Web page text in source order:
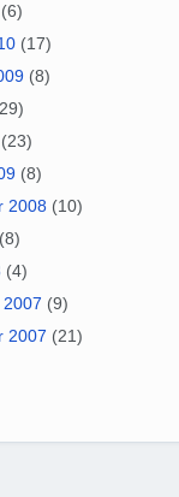
(6)
(17)
(8)
(23)
(8)
2008 (10)
(8)
(4)
(9)
2007 (21)